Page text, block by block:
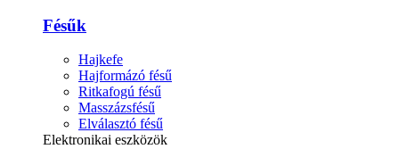
Fésűk
Hajkefe
Hajformázó fésű
Ritkafogú fésű
Masszázsfésű
Elválasztó fésű
Elektronikai eszközök